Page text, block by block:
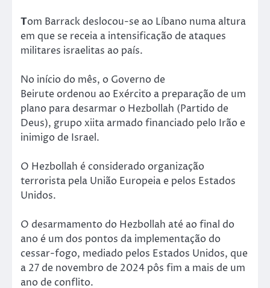
Tom Barrack deslocou-se ao Líbano numa altura
em que se receia a intensificação de ataques
militares israelitas ao país.
No início do mês, o Governo de
Beirute ordenou ao Exército a preparação de um
plano para desarmar o Hezbollah (Partido de
Deus), grupo xiita armado financiado pelo Irão e
inimigo de Israel.
O Hezbollah é considerado organização
terrorista pela União Europeia e pelos Estados
Unidos.
O desarmamento do Hezbollah até ao final do
ano é um dos pontos da implementação do
cessar-fogo, mediado pelos Estados Unidos, que
a 27 de novembro de 2024 pôs fim a mais de um
ano de conflito.